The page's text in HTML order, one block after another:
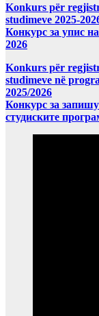
Konkurs për
studimeve 2025-
Конкурс за упис
2026
Konkurs për
studimeve në
2025/2026
Конкурс за
студиските